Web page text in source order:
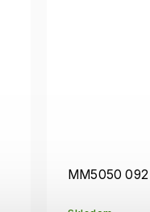
MM5050 092